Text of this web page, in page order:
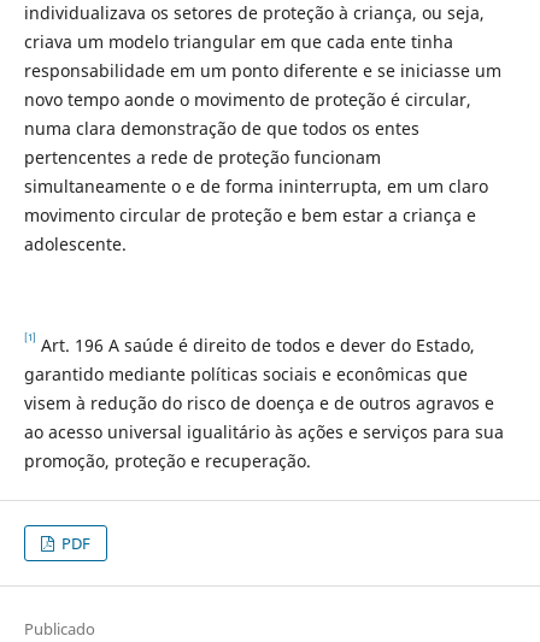
individualizava os setores de proteção à criança, ou seja,
criava um modelo triangular em que cada ente tinha
responsabilidade em um ponto diferente e se iniciasse um
novo tempo aonde o movimento de proteção é circular,
numa clara demonstração de que todos os entes
pertencentes a rede de proteção funcionam
simultaneamente o e de forma ininterrupta, em um claro
movimento circular de proteção e bem estar a criança e
adolescente.
[1] Art. 196 A saúde é direito de todos e dever do Estado,
garantido mediante políticas sociais e econômicas que
visem à redução do risco de doença e de outros agravos e
ao acesso universal igualitário às ações e serviços para sua
promoção, proteção e recuperação.
PDF
Publicado